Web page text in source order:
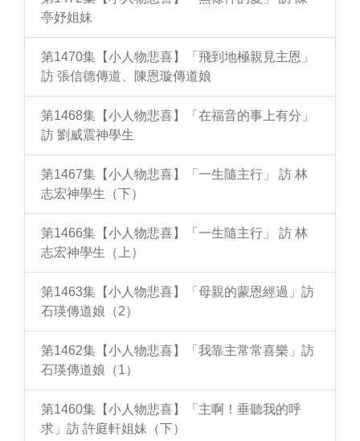
亭妤姐妹
第1470集【小人物悲喜】「飛到地極親見主恩」
訪 張信德傳道、陳恩璇傳道娘
第1468集【小人物悲喜】「在福音的事上有分」
訪 劉威震神學生
第1467集【小人物悲喜】「一生隨主行」 訪 林
志宏神學生（下）
第1466集【小人物悲喜】「一生隨主行」 訪 林
志宏神學生（上）
第1463集【小人物悲喜】「母親的蒙恩經過」訪
石瑛傳道娘（2）
第1462集【小人物悲喜】「我靠主常常喜樂」訪
石瑛傳道娘（1）
第1460集【小人物悲喜】「主啊！垂聽我的呼
求」訪 許庭軒姐妹（下）